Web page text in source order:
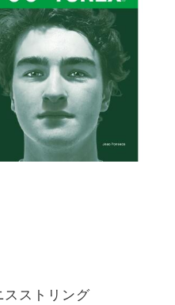
スストリング